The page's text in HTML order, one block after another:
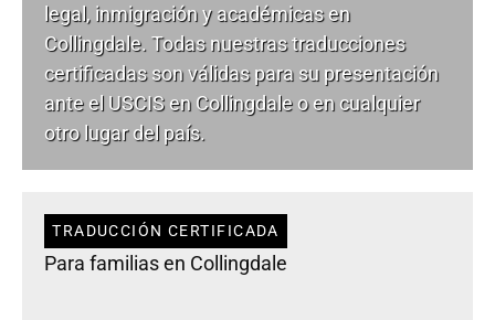
legal, inmigración y académicas en
Collingdale. Todas nuestras traducciones
certificadas son válidas para su presentación
ante el USCIS en Collingdale o en cualquier
otro lugar del país.
TRADUCCIÓN CERTIFICADA
Para familias en Collingdale